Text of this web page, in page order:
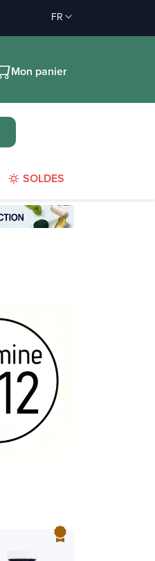
FR
Mon panier
SOLDES